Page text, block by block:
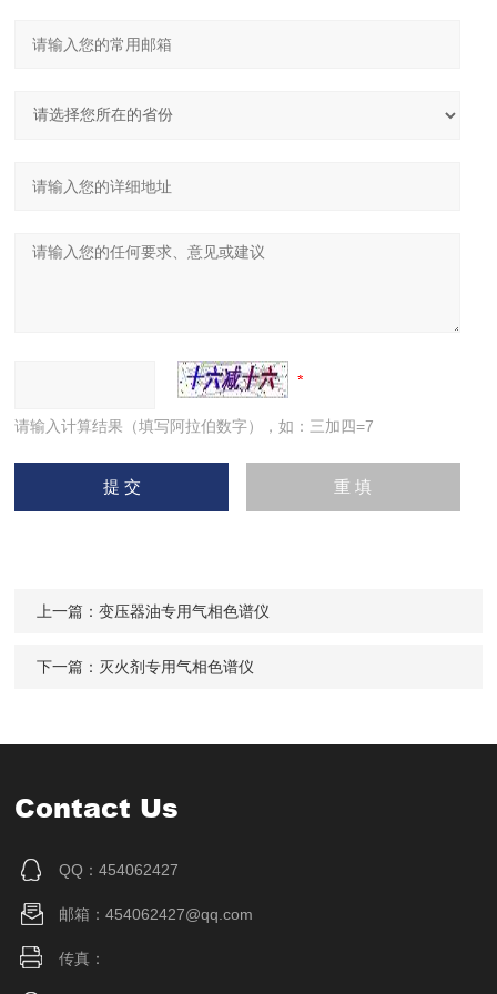
请输入计算结果（填写阿拉伯数字），如：三加四=7
上一篇：变压器油专用气相色谱仪
下一篇： 灭火剂专用气相色谱仪
Contact Us
QQ：454062427
邮箱：454062427@qq.com
传真：